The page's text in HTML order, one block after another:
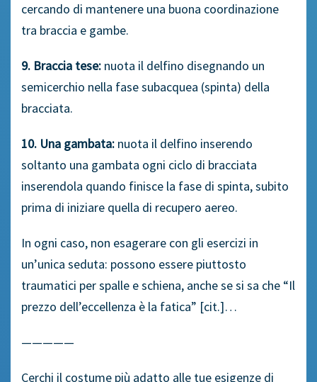
cercando di mantenere una buona coordinazione
tra braccia e gambe.
9. Braccia tese: nuota il delfino disegnando un
semicerchio nella fase subacquea (spinta) della
bracciata.
10. Una gambata: nuota il delfino inserendo
soltanto una gambata ogni ciclo di bracciata
inserendola quando finisce la fase di spinta, subito
prima di iniziare quella di recupero aereo.
In ogni caso, non esagerare con gli esercizi in
un’unica seduta: possono essere piuttosto
traumatici per spalle e schiena, anche se si sa che “Il
prezzo dell’eccellenza è la fatica” [cit.]…
—————
Cerchi il costume più adatto alle tue esigenze di